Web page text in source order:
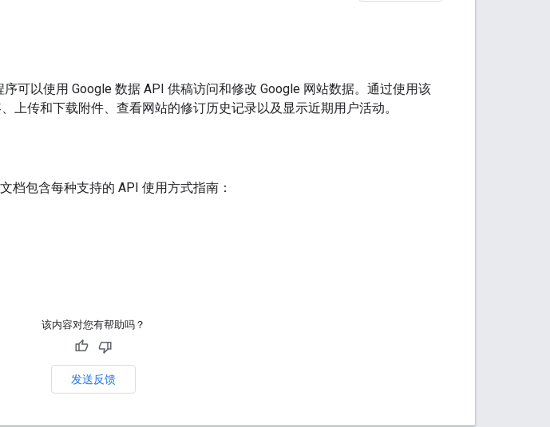
序可以使用 Google 数据 API 供稿访问和修改 Google 网站数据。通过使用该
上传和下载附件、查看网站的修订历史记录以及显示近期用户活动。
档包含每种支持的 API 使用方式指南：
该内容对您有帮助吗？
发送反馈